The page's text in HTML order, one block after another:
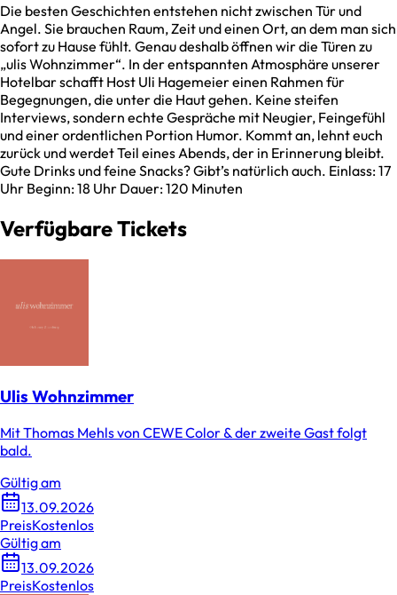
Die besten Geschichten entstehen nicht zwischen Tür und
Angel. Sie brauchen Raum, Zeit und einen Ort, an dem man sich
sofort zu Hause fühlt. Genau deshalb öffnen wir die Türen zu
„ulis Wohnzimmer“. In der entspannten Atmosphäre unserer
Hotelbar schafft Host Uli Hagemeier einen Rahmen für
Begegnungen, die unter die Haut gehen. Keine steifen
Interviews, sondern echte Gespräche mit Neugier, Feingefühl
und einer ordentlichen Portion Humor. Kommt an, lehnt euch
zurück und werdet Teil eines Abends, der in Erinnerung bleibt.
Gute Drinks und feine Snacks? Gibt’s natürlich auch. Einlass: 17
Uhr Beginn: 18 Uhr Dauer: 120 Minuten
Verfügbare Tickets
Ulis Wohnzimmer
Mit Thomas Mehls von CEWE Color & der zweite Gast folgt
bald.
Gültig am
13.09.2026
PreisKostenlos
Gültig am
13.09.2026
PreisKostenlos